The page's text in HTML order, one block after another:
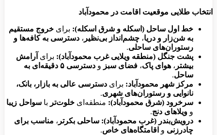
انتخاب طلایی موقعیت اقامت در محمودآباد
خط اول ساحل (اسکله و شرق اسکله): برای خروج مستقیم
به شن‌زار و دریا، چشم‌انداز بی‌نظیر ، دسترسی به کافه‌ها و
رستوران‌های ساحلی.
پشت جنگل (منطقه ویلایی غرب محمودآباد): برای آرامش
بیشتر ، هوای پاک، فضای سبز و
دسترسی ۵ دقیقه‌ای به
ساحل.
مرکز شهر محمودآباد: برای دسترسی عالی به بازار، بانک،
نانوایی و رستوران‌های شهری.
سرخرود (شرق محمودآباد): منطقه‌ای خلوت‌تر با سواحل زیبا
و ویلاهای دنج.
درویش‌بندر (غرب محمودآباد): ساحلی بکرتر ، مناسب برای
چادرزنی و اقامتگاه‌های خاص.